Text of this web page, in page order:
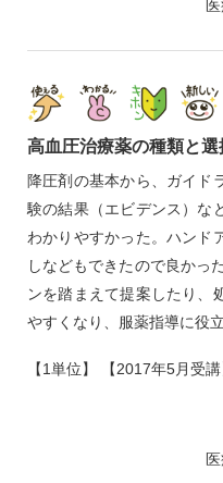
高血圧治療薬の種類と選
降圧剤の基本から、ガイド
験の結果（エビデンス）な
わかりやすかった。ハンド
しなどもできたので良かっ
ンを踏まえて提案したり、
やすくなり、服薬指導に役
【1単位】 【2017年5月受講